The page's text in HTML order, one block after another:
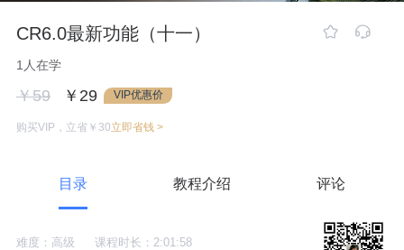
CR6.0最新功能（十一）
1人在学
￥59 ￥29 VIP优惠价
购买VIP，立省￥30立即省钱 >
目录 教程介绍 评论
难度：高级 课程时长：2:01:58